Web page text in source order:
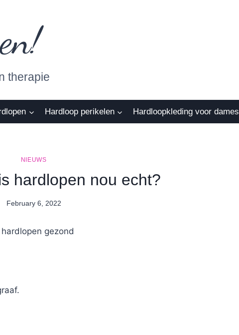
therapie
Hardloop perikelen Hardloopkleding voor dames
NIEUWS
hardlopen nou echt?
By
February 6, 2022